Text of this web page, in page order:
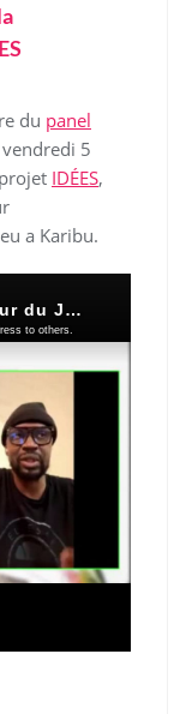
du panel
5
IDÉES,
a Karibu.